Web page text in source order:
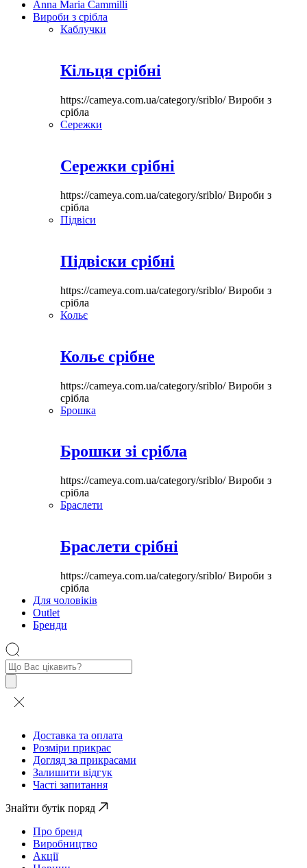
Anna Maria Cammilli
Вироби з срібла
Каблучки
Кільця срібні
https://cameya.com.ua/category/sriblo/Вироби з
срібла
Сережки
Сережки срібні
https://cameya.com.ua/category/sriblo/Вироби з
срібла
Підвіси
Підвіски срібні
https://cameya.com.ua/category/sriblo/Вироби з
срібла
Кольє
Кольє срібне
https://cameya.com.ua/category/sriblo/Вироби з
срібла
Брошка
Брошки зі срібла
https://cameya.com.ua/category/sriblo/Вироби з
срібла
Браслети
Браслети срібні
https://cameya.com.ua/category/sriblo/Вироби з
срібла
Для чоловіків
Outlet
Бренди
Пошук
товарів
Доставка та оплата
Розміри прикрас
Догляд за прикрасами
Залишити відгук
Часті запитання
Знайти бутік поряд
Про бренд
Виробництво
Акції